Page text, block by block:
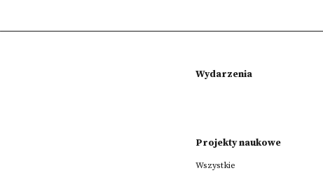
Wydarzenia
Projekty naukowe
Wszystkie